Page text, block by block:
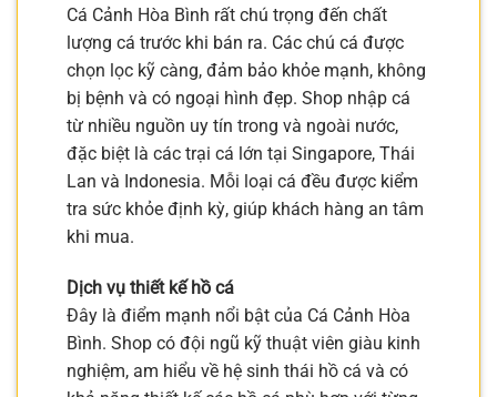
Cá Cảnh Hòa Bình rất chú trọng đến chất
lượng cá trước khi bán ra. Các chú cá được
chọn lọc kỹ càng, đảm bảo khỏe mạnh, không
bị bệnh và có ngoại hình đẹp. Shop nhập cá
từ nhiều nguồn uy tín trong và ngoài nước,
đặc biệt là các trại cá lớn tại Singapore, Thái
Lan và Indonesia. Mỗi loại cá đều được kiểm
tra sức khỏe định kỳ, giúp khách hàng an tâm
khi mua.
Dịch vụ thiết kế hồ cá
Đây là điểm mạnh nổi bật của Cá Cảnh Hòa
Bình. Shop có đội ngũ kỹ thuật viên giàu kinh
nghiệm, am hiểu về hệ sinh thái hồ cá và có